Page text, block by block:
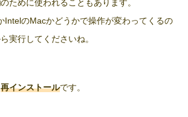
のために使われることもあります。
IntelのMacかどうかで操作が変わってくるの
実行してくださいね。
再インストールです。